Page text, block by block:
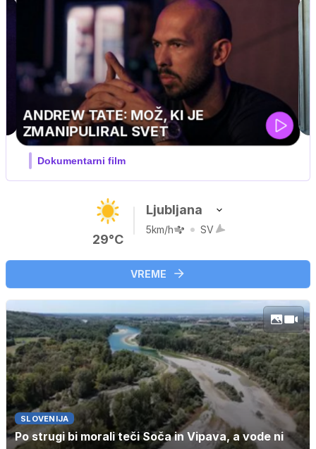
MOJ PRIJATELJ PINGVIN
Film meseca / družinski, pustolovski
29°C
Ljubljana
5km/h SV
VREME
SLOVENIJA
Po strugi bi morali teči Soča in Vipava, a vode ni